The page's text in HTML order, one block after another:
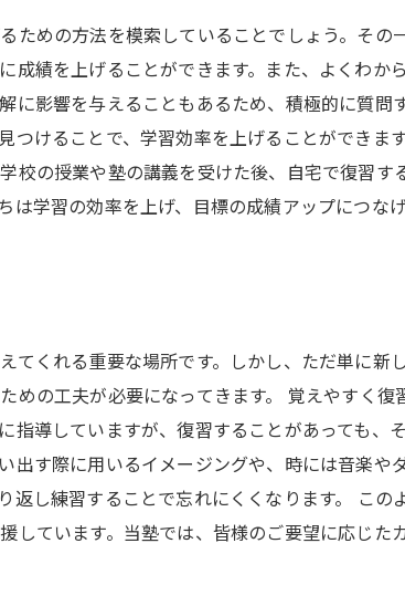
ための方法を模索していることでしょう。そ
成績を上げることができます。また、よくわ
に影響を与えることもあるため、積極的に質
つけることで、学習効率を上げることができま
校の授業や塾の講義を受けた後、自宅で復習
学習の効率を上げ、目標の成績アップにつな
てくれる重要な場所です。しかし、ただ単に
めの工夫が必要になってきます。 覚えやすく
指導していますが、復習することがあっても
出す際に用いるイメージングや、時には音楽
返し練習することで忘れにくくなります。 こ
しています。当塾では、皆様のご要望に応じ